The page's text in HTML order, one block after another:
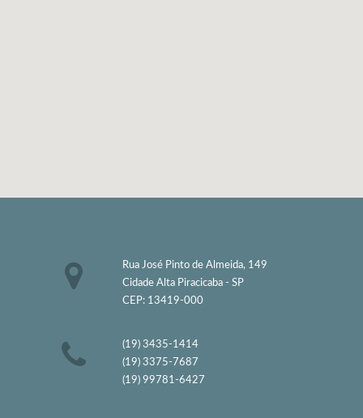
Rua José Pinto de Almeida, 149
Cidade Alta Piracicaba - SP
CEP: 13419-000
(19) 3435-1414
(19) 3375-7687
(19) 99781-6427